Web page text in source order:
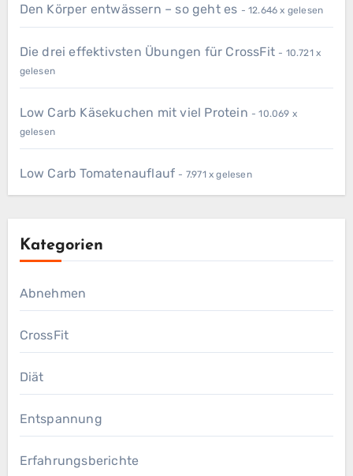
Den Körper entwässern – so geht es - 12.646 x gelesen
Die drei effektivsten Übungen für CrossFit - 10.721 x
gelesen
Low Carb Käsekuchen mit viel Protein - 10.069 x
gelesen
Low Carb Tomatenauflauf - 7.971 x gelesen
Kategorien
Abnehmen
CrossFit
Diät
Entspannung
Erfahrungsberichte